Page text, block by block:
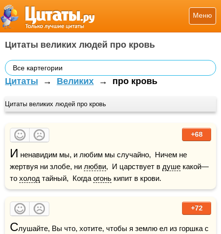
Меню
Цитаты великих людей про кровь
Все картегории
Цитаты → Великих → про кровь
Цитаты великих людей про кровь
+68
И ненавидим мы, и любим мы случайно,  Ничем не
жертвуя ни злобе, ни любви,  И царствует в душе какой—
то холод тайный,  Когда огонь кипит в крови.
+72
С